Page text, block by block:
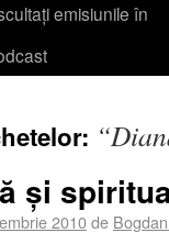
emisiunile în
și
2010de